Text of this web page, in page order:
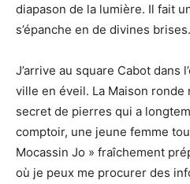
diapason de la lumière. Il fait
s’épanche en de divines brises.
J’arrive au square Cabot dans
ville en éveil. La Maison ronde
secret de pierres qui a
comptoir, une jeune femme
Mocassin Jo » fraîchement
où je peux me procurer des